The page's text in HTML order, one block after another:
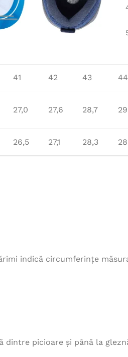
41 42 43 44
27,0 27,6 28,7
26,5 27,1 28,3
indică circumferințe
picioare și până la